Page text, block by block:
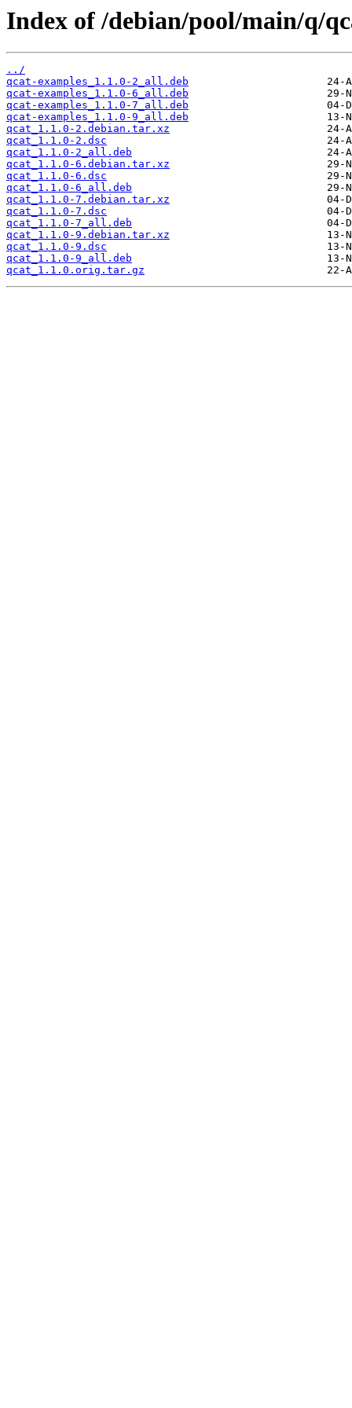
Index of /debian/pool/main/q/
../
qcat-examples_1.1.0-2_all.deb
qcat-examples_1.1.0-6_all.deb
qcat-examples_1.1.0-7_all.deb
qcat-examples_1.1.0-9_all.deb
qcat_1.1.0-2.debian.tar.xz
qcat_1.1.0-2.dsc
qcat_1.1.0-2_all.deb
qcat_1.1.0-6.debian.tar.xz
qcat_1.1.0-6.dsc
qcat_1.1.0-6_all.deb
qcat_1.1.0-7.debian.tar.xz
qcat_1.1.0-7.dsc
qcat_1.1.0-7_all.deb
qcat_1.1.0-9.debian.tar.xz
qcat_1.1.0-9.dsc
qcat_1.1.0-9_all.deb
qcat_1.1.0.orig.tar.gz